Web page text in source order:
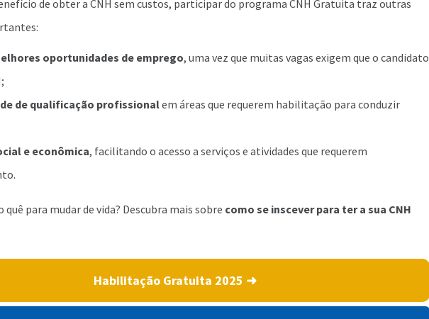
de obter a CNH sem custos, participar do programa CNH Gratuita traz outras
oportunidades de emprego, uma vez que muitas vagas exigem que o candidato
de qualificação profissionalem áreas que requerem habilitação para conduzir
e econômica, facilitando o acesso a serviços e atividades que requerem
quê para mudar de vida? Descubra mais sobre como se inscever para ter a sua CNH
Habilitação Gratuita 2025 ➜